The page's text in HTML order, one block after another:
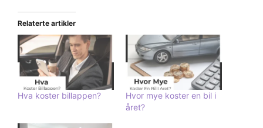
Relaterte artikler
Hva koster billappen?
Hvor mye koster en bil i
året?